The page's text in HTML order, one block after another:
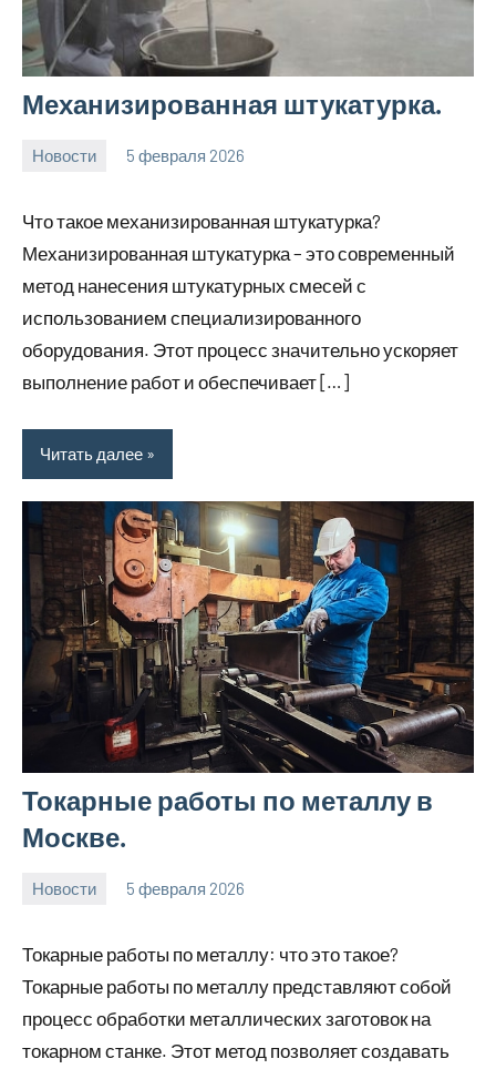
Механизированная штукатурка.
Новости 5 февраля 2026
Что такое механизированная штукатурка?
Механизированная штукатурка – это современный
метод нанесения штукатурных смесей с
использованием специализированного
оборудования. Этот процесс значительно ускоряет
выполнение работ и обеспечивает […]
Читать далее
Токарные работы по металлу в
Москве.
Новости 5 февраля 2026
Токарные работы по металлу: что это такое?
Токарные работы по металлу представляют собой
процесс обработки металлических заготовок на
токарном станке. Этот метод позволяет создавать